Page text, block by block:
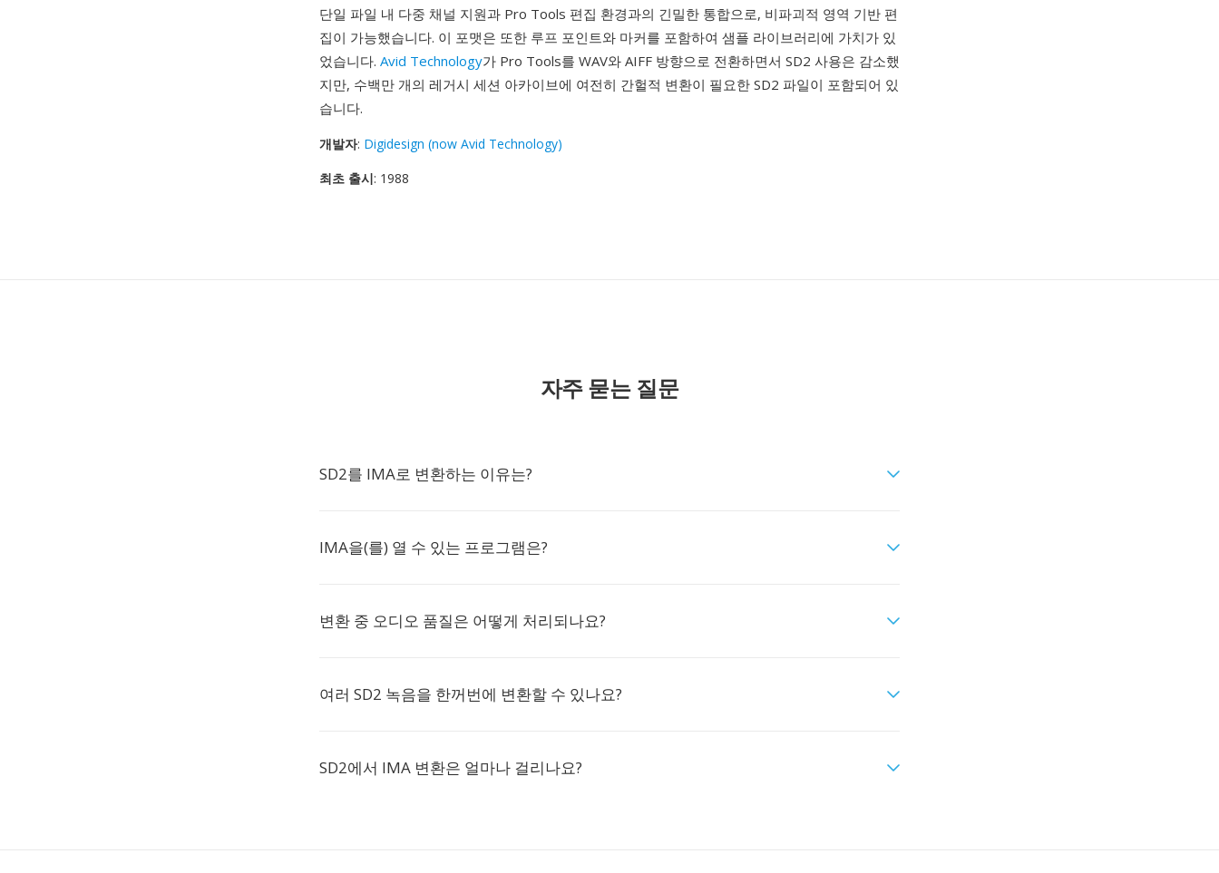
단일 파일 내 다중 채널 지원과 Pro Tools 편집 환경과의 긴밀한 통합으로, 비파괴적 영역 기반 편
집이 가능했습니다. 이 포맷은 또한 루프 포인트와 마커를 포함하여 샘플 라이브러리에 가치가 있
었습니다. Avid Technology가 Pro Tools를 WAV와 AIFF 방향으로 전환하면서 SD2 사용은 감소했
지만, 수백만 개의 레거시 세션 아카이브에 여전히 간헐적 변환이 필요한 SD2 파일이 포함되어 있
습니다.
개발자: Digidesign (now Avid Technology)
최초 출시: 1988
자주 묻는 질문
SD2를 IMA로 변환하는 이유는?
IMA을(를) 열 수 있는 프로그램은?
변환 중 오디오 품질은 어떻게 처리되나요?
여러 SD2 녹음을 한꺼번에 변환할 수 있나요?
SD2에서 IMA 변환은 얼마나 걸리나요?